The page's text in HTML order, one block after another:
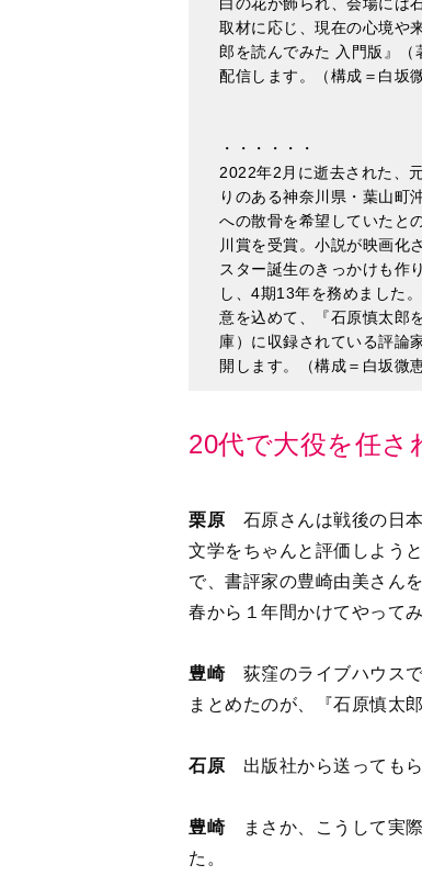
・・・・・・
2022年2月に逝去された、
川賞を受賞。小説が映画化
スター誕生のきっかけも作
し、4期13年を務めました
意を込めて、『石原慎太郎
庫）に収録されている評論
開します。（構成＝白坂微
20代で大役を任
文学をちゃんと評価しよう
春から１年間かけてやって
豊崎 荻窪のライブハウスで
まとめたのが、『石原慎太
石原出版社から送ってもら
た。
栗原
この本でとりあげて
におけるキーパーソンでも